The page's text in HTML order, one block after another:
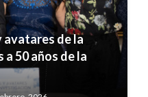
avatares de la
50 años de la